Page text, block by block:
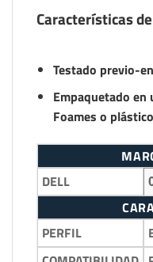
Características
Testado previo-
Empaquetado en
Foames o
DELL
PERFIL